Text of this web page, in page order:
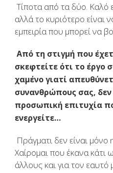
Τίποτα από τα δύο. Καλό
αλλά το κυριότερο είναι
εμπειρία που μπορεί να
Από τη στιγμή που
σκεφτείτε ότι το έργο
χαμένο γιατί
συνανθρώπους σας, δεν
προσωπική επιτυχία
ενεργείτε…
Πράγματι δεν είναι μόνο
Χαίρομαι που έκανα κάτι
άλλους και για τον εαυτό